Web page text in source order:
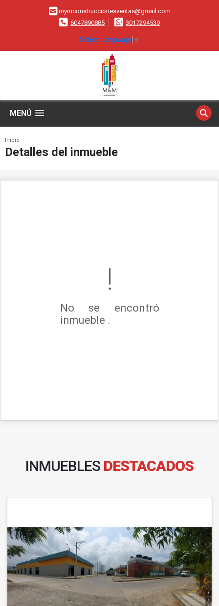
mymconstruccionesventas@gmail.com
6047890885
3017294539
Select Language ▼
MENÚ
Inicio
Detalles del inmueble
No se encontró
inmueble .
INMUEBLES DESTACADOS